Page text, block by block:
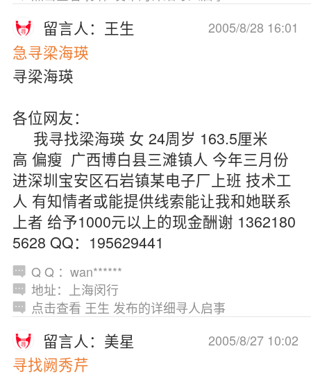
2005/8/28 16:01
留言人：王生
急寻梁海瑛
寻梁海瑛
各位网友：
我寻找梁海瑛 女 24周岁 163.5厘米
高 偏瘦 广西博白县三滩镇人 今年三月份
进深圳宝安区石岩镇某电子厂上班 技术工
人 有知情者或能提供线索能让我和她联系
上者 给予1000元以上的现金酬谢 1362180
5628 QQ：195629441
Q Q ：wan******
地址：上海闵行
点击查看 王生 发布的详细寻人启事
2005/8/27 10:02
留言人：美星
寻找阙秀芹